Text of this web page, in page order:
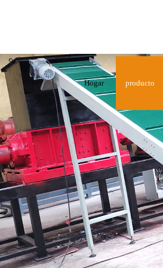
Hogar producto